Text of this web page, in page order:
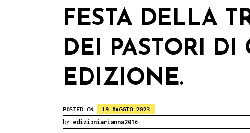
FESTA DELLA
DEI PASTORI DI
EDIZIONE.
POSTED ON
19 MAGGIO 2023
by edizioniarianna2016